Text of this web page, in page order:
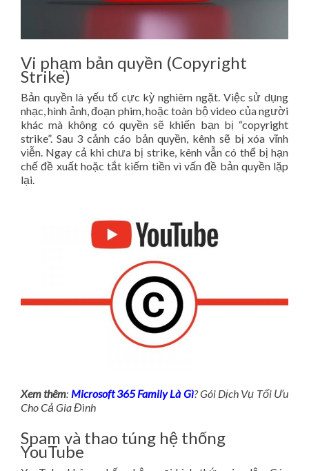
Vi phạm bản quyền (Copyright
Strike)
Bản quyền là yếu tố cực kỳ nghiêm ngặt. Việc sử dụng
nhạc, hình ảnh, đoạn phim, hoặc toàn bộ video của người
khác mà không có quyền sẽ khiến bạn bị “copyright
strike”. Sau 3 cảnh cáo bản quyền, kênh sẽ bị xóa vĩnh
viễn. Ngay cả khi chưa bị strike, kênh vẫn có thể bị hạn
chế đề xuất hoặc tắt kiếm tiền vì vấn đề bản quyền lặp
lại.
Xem thêm: Microsoft 365 Family Là Gì? Gói Dịch Vụ Tối Ưu
Cho Cả Gia Đình
Spam và thao túng hệ thống
YouTube